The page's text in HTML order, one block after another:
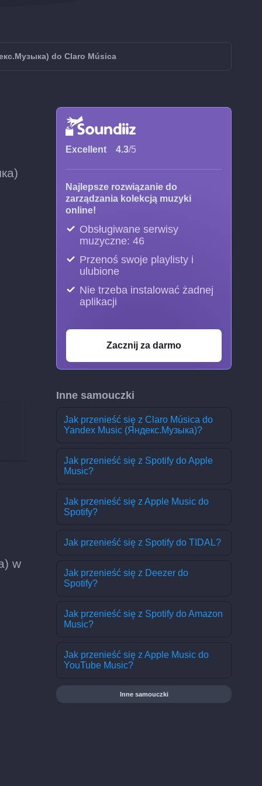
do Claro Música
w
Excellent 4.3/5
Najlepsze rozwiązanie do
zarządzania kolekcją muzyki
online!
Obsługiwane serwisy
muzyczne: 46
Przenoś swoje playlisty i
ulubione
Nie trzeba instalować żadnej
aplikacji
Zacznij za darmo
Inne samouczki
Jak przenieść się z Claro Música do
Yandex Music (Яндекс.Музыка)?
Jak przenieść się z Spotify do Apple
Music?
Jak przenieść się z Apple Music do
Spotify?
Jak przenieść się z Spotify do TIDAL?
Jak przenieść się z Deezer do
Spotify?
Jak przenieść się z Spotify do Amazon
Music?
Jak przenieść się z Apple Music do
YouTube Music?
Inne samouczki